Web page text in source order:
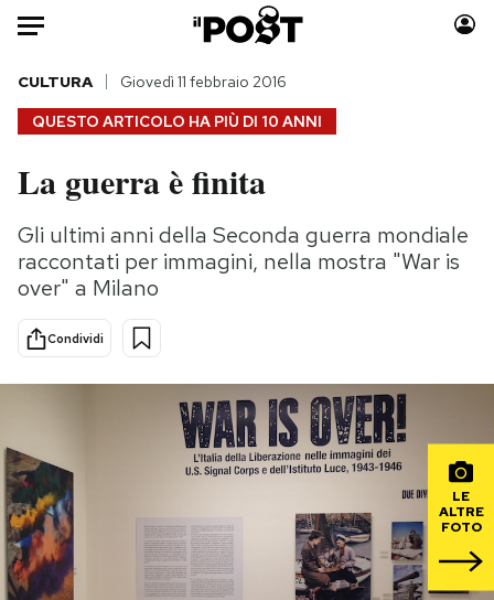
Auto
HOME
Italia
Politica
Tecnologia
Scienza
Consumismi
Altrecose
Mondiali calcio 2026
PODCAST
QUESTO ARTICOLO HA PIÙ DI 10 ANNI
CULTURA Giovedì 11 febbraio 2016
La guerra è finita
Gli ultimi anni della Seconda guerra mondiale
raccontati per immagini, nella mostra "War is
over" a Milano
Condividi
LE
ALTRE
FOTO